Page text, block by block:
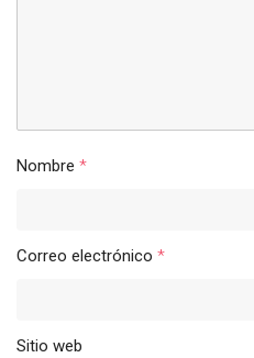
Nombre *
Correo electrónico *
Sitio web